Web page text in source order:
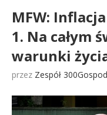
MFW:
1. Na całym
warunki
przez Zespół